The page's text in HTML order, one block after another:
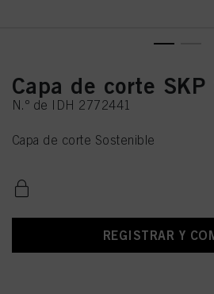
Capa de corte
N.º de IDH 2772441
Capa de corte Sostenible
REGISTRAR Y